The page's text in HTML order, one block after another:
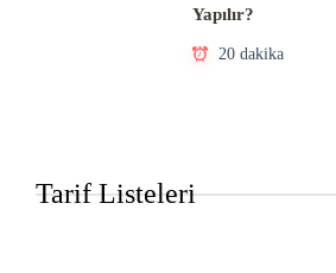
Yapılır?
20 dakika
Tarif Listeleri